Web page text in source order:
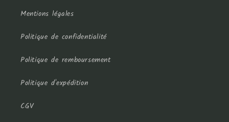
Mentions légales
Politique de confidentialité
Politique de remboursement
Politique d'expédition
CGV